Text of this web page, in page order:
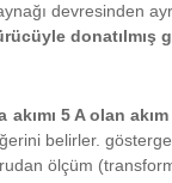
devresinden
5 A olan
belirler. gösterge.
ölçüm